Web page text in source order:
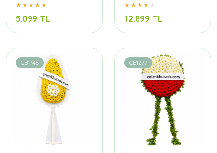
5.099 TL 12.899 TL
CB1746 CB1277